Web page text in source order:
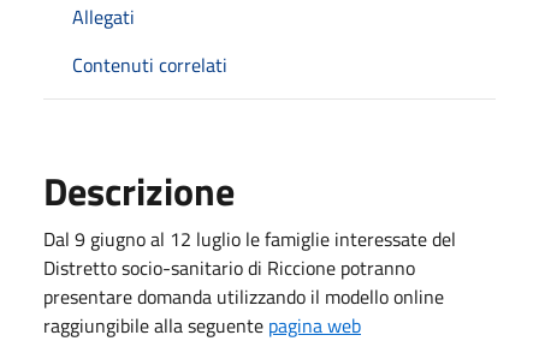
Allegati
Contenuti correlati
Descrizione
Dal 9 giugno al 12 luglio le famiglie interessate del
Distretto socio-sanitario di Riccione potranno
presentare domanda utilizzando il modello online
raggiungibile alla seguente pagina web